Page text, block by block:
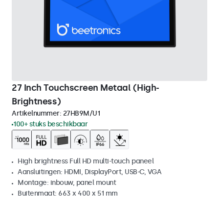
27 Inch Touchscreen Metaal (High-
Brightness)
Artikelnummer: 27HB9M/U1
100+ stuks beschikbaar
High brightness Full HD multi-touch paneel
Aansluitingen: HDMI, DisplayPort, USB-C, VGA
Montage: inbouw, panel mount
Buitenmaat: 663 x 400 x 51 mm